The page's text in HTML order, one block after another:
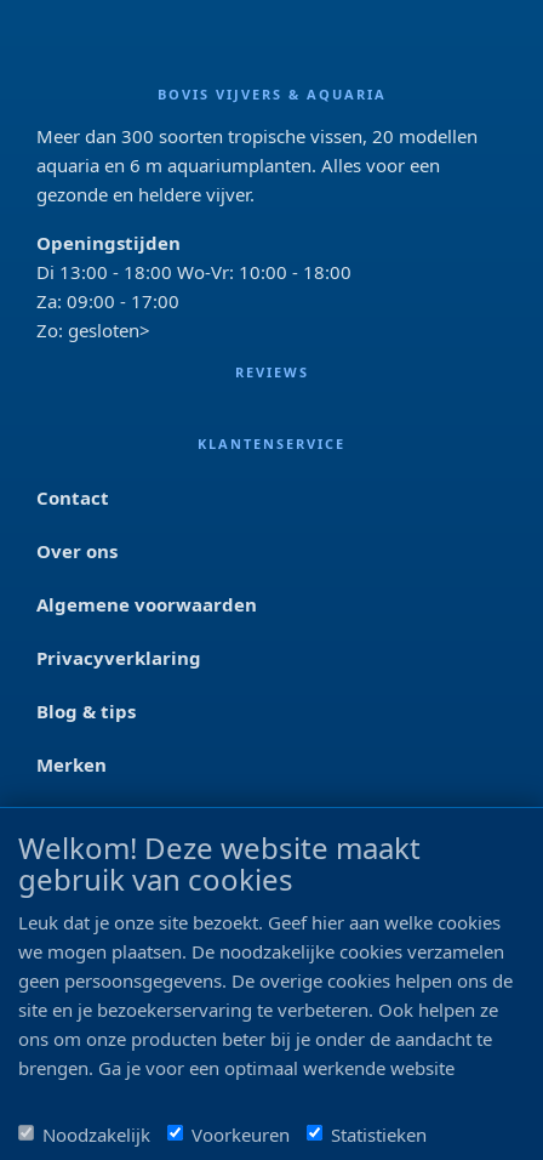
BOVIS VIJVERS & AQUARIA
Meer dan 300 soorten tropische vissen, 20 modellen
aquaria en 6 m aquariumplanten. Alles voor een
gezonde en heldere vijver.
Openingstijden
Di 13:00 - 18:00 Wo-Vr: 10:00 - 18:00
Za: 09:00 - 17:00
Zo: gesloten>
REVIEWS
KLANTENSERVICE
Contact
Over ons
Algemene voorwaarden
Privacyverklaring
Blog & tips
Merken
CONTACT
Ootmarsumseweg 125a
0546 - 622 990
06 - 11 19 81 42
info@bo-vis.nl
Welkom! Deze website maakt
gebruik van cookies
Leuk dat je onze site bezoekt. Geef hier aan welke cookies
we mogen plaatsen. De noodzakelijke cookies verzamelen
geen persoonsgegevens. De overige cookies helpen ons de
site en je bezoekerservaring te verbeteren. Ook helpen ze
ons om onze producten beter bij je onder de aandacht te
brengen. Ga je voor een optimaal werkende website
Noodzakelijk
Voorkeuren Statistieken